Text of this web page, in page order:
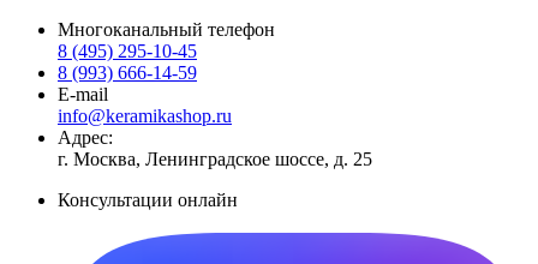
Многоканальный телефон
8 (495) 295-10-45
8 (993) 666-14-59
E-mail
info@keramikashop.ru
Адрес:
г. Москва, Ленинградское шоссе, д. 25
Консультации онлайн